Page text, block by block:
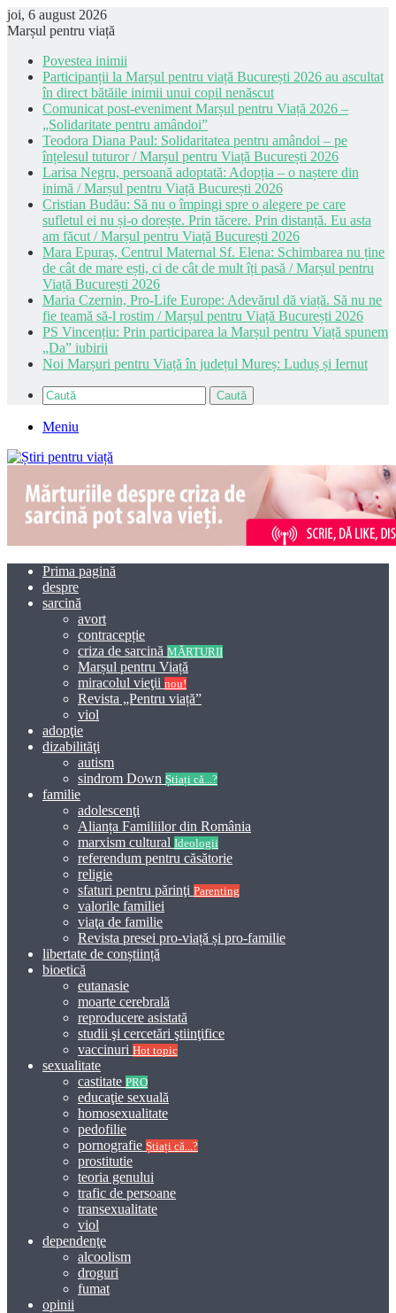
joi, 6 august 2026
Marșul pentru viață
Povestea inimii
Participanții la Marșul pentru viață București 2026 au ascultat
în direct bătăile inimii unui copil nenăscut
Comunicat post-eveniment Marșul pentru Viață 2026 –
„Solidaritate pentru amândoi”
Teodora Diana Paul: Solidaritatea pentru amândoi – pe
înțelesul tuturor / Marșul pentru Viață București 2026
Larisa Negru, persoană adoptată: Adopția – o naștere din
inimă / Marșul pentru Viață București 2026
Cristian Budău: Să nu o împingi spre o alegere pe care
sufletul ei nu și-o dorește. Prin tăcere. Prin distanță. Eu asta
am făcut / Marșul pentru Viață București 2026
Mara Epuraș, Centrul Maternal Sf. Elena: Schimbarea nu ține
de cât de mare ești, ci de cât de mult îți pasă / Marșul pentru
Viață București 2026
Maria Czernin, Pro-Life Europe: Adevărul dă viață. Să nu ne
fie teamă să-l rostim / Marșul pentru Viață București 2026
PS Vincențiu: Prin participarea la Marșul pentru Viață spunem
„Da” iubirii
Noi Marșuri pentru Viață în județul Mureș: Luduș și Iernut
Caută
Meniu
Prima pagină
despre
sarcină
avort
contracepție
criza de sarcină MĂRTURII
Marșul pentru Viață
miracolul vieţii nou!
Revista „Pentru viață”
viol
adopţie
dizabilităţi
autism
sindrom Down Știați că...?
familie
adolescenţi
Alianța Familiilor din România
marxism cultural Ideologii
referendum pentru căsătorie
religie
sfaturi pentru părinţi Parenting
valorile familiei
viaţa de familie
Revista presei pro-viață și pro-familie
libertate de conștiință
bioetică
eutanasie
moarte cerebrală
reproducere asistată
studii şi cercetări ştiinţifice
vaccinuri Hot topic
sexualitate
castitate PRO
educaţie sexuală
homosexualitate
pedofilie
pornografie Știați că...?
prostitutie
teoria genului
trafic de persoane
transexualitate
viol
dependenţe
alcoolism
droguri
fumat
opinii